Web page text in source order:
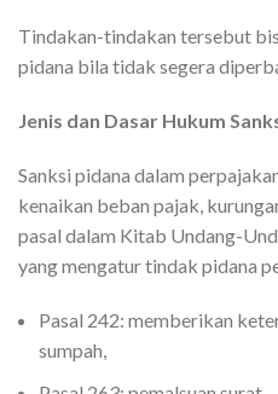
Tindakan-tindakan tersebut
pidana bila tidak segera
Jenis dan Dasar Hukum
Sanksi pidana dalam
kenaikan beban pajak,
pasal dalam Kitab Undang-
yang mengatur tindak pidana
Pasal 242: memberikan
sumpah,